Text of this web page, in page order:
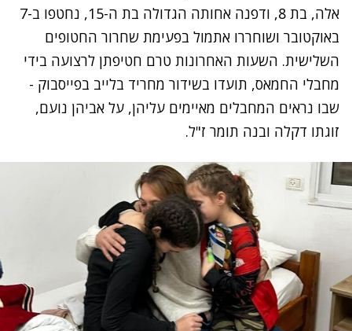
אלה, בת 8, ודפנה אחותה הגדולה בת ה-15, נחטפו ב-7
באוקטובר ושוחררו אתמול בפעימת שחרור החטופים
השלישית. השעות האחרונות טרם חטיפתן לרצועה בידי
מחבלי החמאס, תועדו בשידור מחריד בלייב בפייסבוק -
שבו נראים המחבלים מאיימים עליהן, על אביהן נועם,
זוגתו דקלה ובנה תומר ז"ל.